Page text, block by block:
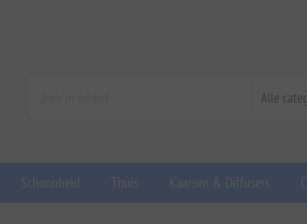
Schoonheid Thuis Kaarsen & Diffusers